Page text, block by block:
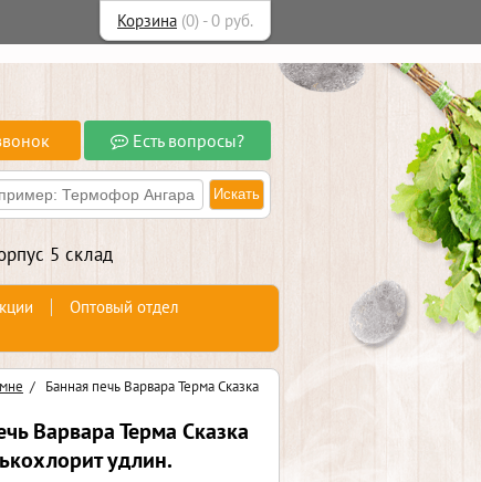
Корзина (0) -0 руб.
Есть вопросы?
5 склад
Оптовый отдел
/ Банная печь Варвара Терма Сказка
Варвара Терма Сказка
удлин.